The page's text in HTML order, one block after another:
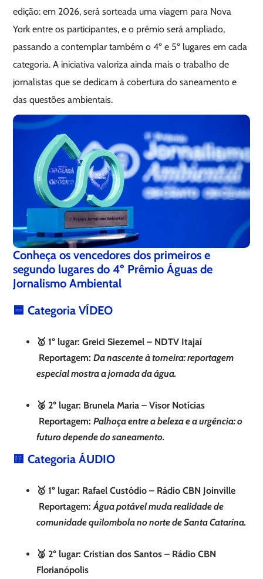
edição: em 2026, será sorteada uma viagem para Nova
York entre os participantes, e o prêmio será ampliado,
passando a contemplar também o 4º e 5º lugares em cada
categoria. A iniciativa valoriza ainda mais o trabalho de
jornalistas que se dedicam à cobertura do saneamento e
das questões ambientais.
Conheça os vencedores dos primeiros e
segundo lugares do 4º Prêmio Águas de
Jornalismo Ambiental
🟦 Categoria VÍDEO
🥇 1º lugar: Greici Siezemel – NDTV Itajaí
Reportagem:Da nascente à torneira: reportagem
especial mostra a jornada da água.
🥈 2º lugar: Brunela Maria – Visor Notícias
Reportagem:Palhoça entre a beleza e a urgência: o
futuro depende do saneamento.
🟨 Categoria ÁUDIO
🥇 1º lugar: Rafael Custódio – Rádio CBN Joinville
Reportagem:Água potável muda realidade de
comunidade quilombola no norte de Santa Catarina.
🥈 2º lugar: Cristian dos Santos – Rádio CBN
Florianópolis